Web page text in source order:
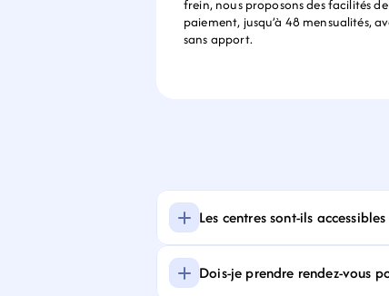
frein, nous proposons des facilités de
paiement, jusqu’à 48 mensualités,
sans apport.
Les centres sont-ils
Dois-je prendre rendez-vous